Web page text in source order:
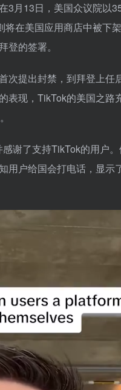
3月13日，美国众议院以
在美国应用商店中被下
的签署。
次提出封禁，到拜登上任
现，TikTok的美国之路
谢了支持TikTok的用户。
用户给国会打电话，显示